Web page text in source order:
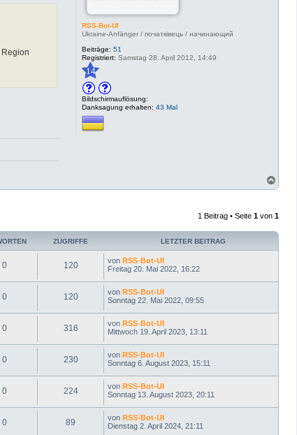
RSS-Bot-UI
Ukraine-Anfänger / початківець / начинающий
Beiträge: 51
Registriert: Samstag 28. April 2012, 14:49
14
Bildschirmauflösung:
Danksagung erhalten: 43 Mal
a
o
e
1 Beitrag • Seite 1 von 1
ZUGRIFFE LETZTER BEITRAG
0 120 von RSS-Bot-UI
Freitag 20. Mai 2022, 16:22
0 120 von RSS-Bot-UI
Sonntag 22. Mai 2022, 09:55
0 316 von RSS-Bot-UI
Mittwoch 19. April 2023, 13:11
0 230 von RSS-Bot-UI
Sonntag 6. August 2023, 15:11
0 224 von RSS-Bot-UI
Sonntag 13. August 2023, 20:11
0 89 von RSS-Bot-UI
Dienstag 2. April 2024, 21:11